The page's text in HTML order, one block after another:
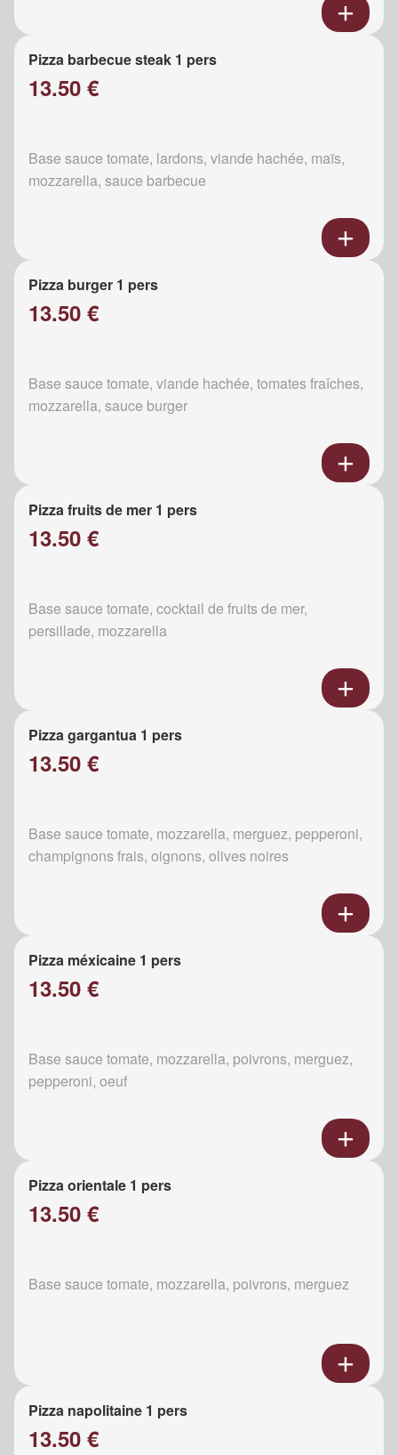
Pizza barbecue steak 1 pers
13.50 €
Base sauce tomate, lardons, viande hachée, maïs,
mozzarella, sauce barbecue
Pizza burger 1 pers
13.50 €
Base sauce tomate, viande hachée, tomates fraîches,
mozzarella, sauce burger
Pizza fruits de mer 1 pers
13.50 €
Base sauce tomate, cocktail de fruits de mer,
persillade, mozzarella
Pizza gargantua 1 pers
13.50 €
Base sauce tomate, mozzarella, merguez, pepperoni,
champignons frais, oignons, olives noires
Pizza méxicaine 1 pers
13.50 €
Base sauce tomate, mozzarella, poivrons, merguez,
pepperoni, oeuf
Pizza orientale 1 pers
13.50 €
Base sauce tomate, mozzarella, poivrons, merguez
Pizza napolitaine 1 pers
13.50 €